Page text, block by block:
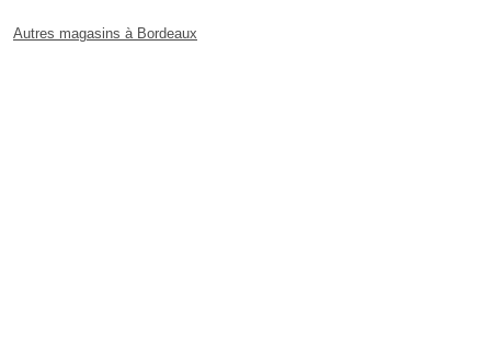
Autres magasins à Bordeaux